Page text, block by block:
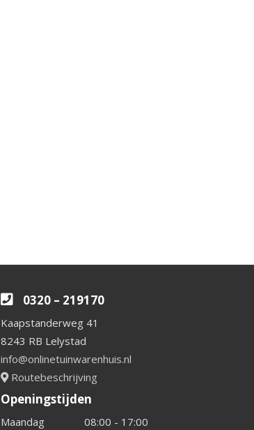
0320 – 219170
Kaapstanderweg 41
8243 RB Lelystad
info@onlinetuinwarenhuis.nl
Routebeschrijving
Openingstijden
Maandag 08:00 - 17:00